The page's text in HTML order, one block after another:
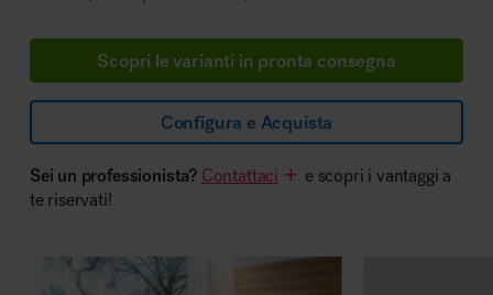
Scopri le varianti in pronta consegna
Configura e Acquista
Sei un professionista? Contattaci
e scopri i vantaggi a
te riservati!